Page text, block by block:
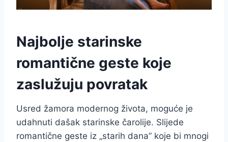
Najbolje starinske
romantične geste koje
zaslužuju povratak
Usred žamora modernog života, moguće je
udahnuti dašak starinske čarolije. Slijede
romantične geste iz „starih dana” koje bi mnogi